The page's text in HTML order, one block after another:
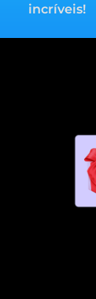
incríveis!